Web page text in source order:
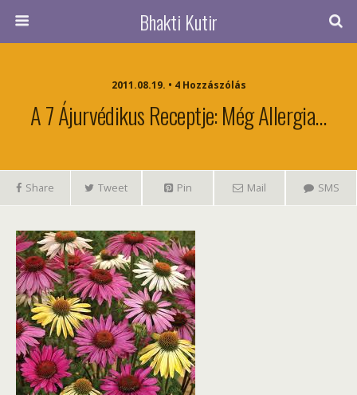
Bhakti Kutir
2011.08.19. • 4 Hozzászólás
A 7 Ájurvédikus Receptje: Még Allergia…
Share Tweet Pin Mail SMS